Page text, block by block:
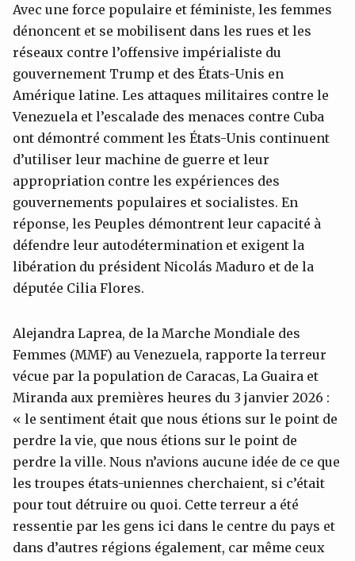
Avec une force populaire et féministe, les femmes
dénoncent et se mobilisent dans les rues et les
réseaux contre l’offensive impérialiste du
gouvernement Trump et des États-Unis en
Amérique latine. Les attaques militaires contre le
Venezuela et l’escalade des menaces contre Cuba
ont démontré comment les États-Unis continuent
d’utiliser leur machine de guerre et leur
appropriation contre les expériences des
gouvernements populaires et socialistes. En
réponse, les Peuples démontrent leur capacité à
défendre leur autodétermination et exigent la
libération du président Nicolás Maduro et de la
députée Cilia Flores.
Alejandra Laprea, de la Marche Mondiale des
Femmes (MMF) au Venezuela, rapporte la terreur
vécue par la population de Caracas, La Guaira et
Miranda aux premières heures du 3 janvier 2026 :
« le sentiment était que nous étions sur le point de
perdre la vie, que nous étions sur le point de
perdre la ville. Nous n’avions aucune idée de ce que
les troupes états-uniennes cherchaient, si c’était
pour tout détruire ou quoi. Cette terreur a été
ressentie par les gens ici dans le centre du pays et
dans d’autres régions également, car même ceux